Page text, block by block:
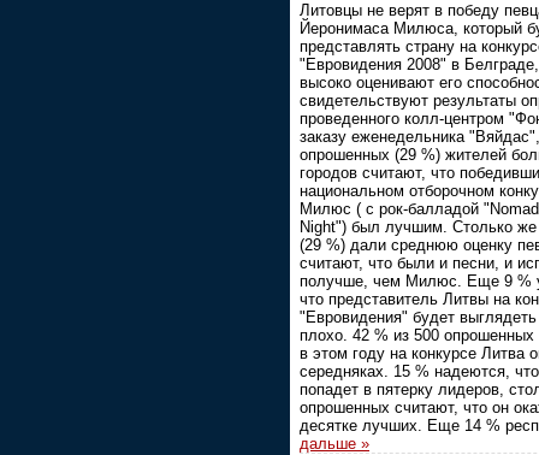
Литовцы не верят в победу
Йеронимаса Милюса, который
представлять страну на
"Евровидения 2008" в
высоко оценивают его
свидетельствуют результаты
проведенного колл-центром
заказу еженедельника
опрошенных (29 %) жителей
городов считают, что
национальном отборочном
Милюс ( с рок-балладой
Night") был лучшим. Столько
(29 %) дали среднюю оценку
считают, что были и песни, и
получше, чем Милюс. Еще 9 %
что представитель Литвы на
"Евровидения" будет
плохо. 42 % из 500 опрошенных
в этом году на конкурсе Литва
середняках. 15 % надеются,
попадет в пятерку лидеров,
опрошенных считают, что он
десятке лучших. Еще 14 %
дальше »